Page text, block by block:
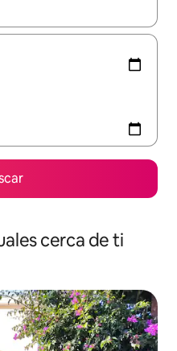
navega con las
cerca de ti